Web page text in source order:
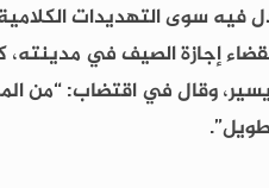
سوى التهديدات
إجازة الصيف في مدينته،
وقال في اقتضاب: “من